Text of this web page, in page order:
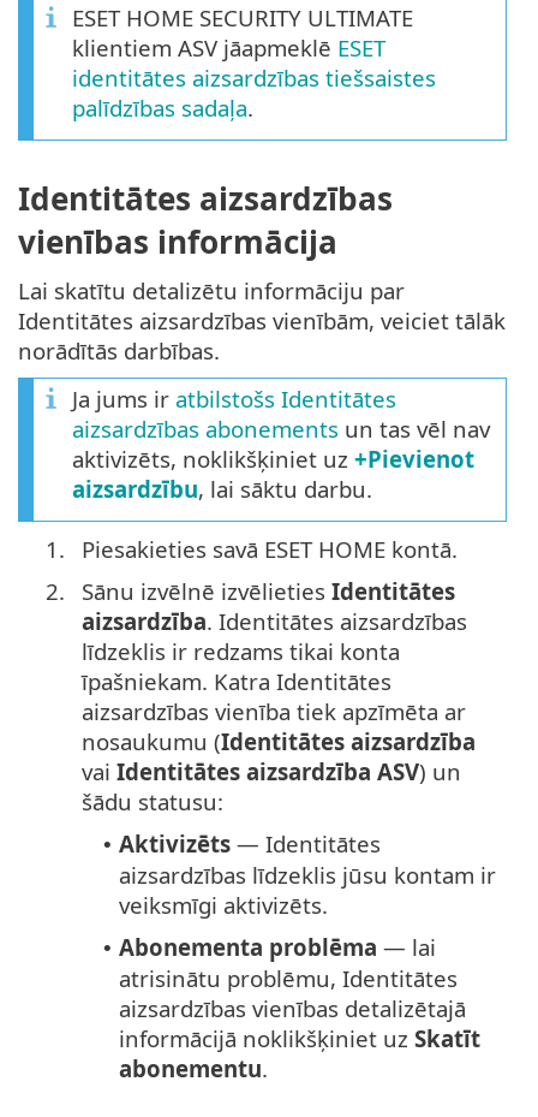
ESET HOME SECURITY ULTIMATE
klientiem ASV jāapmeklē ESET
identitātes aizsardzības tiešsaistes
palīdzības sadaļa.
Identitātes aizsardzības
vienības informācija
Lai skatītu detalizētu informāciju par
Identitātes aizsardzības vienībām, veiciet tālāk
norādītās darbības.
Ja jums ir atbilstošs Identitātes
aizsardzības abonements un tas vēl nav
aktivizēts, noklikšķiniet uz +Pievienot
aizsardzību, lai sāktu darbu.
1.
Piesakieties savā ESET HOME kontā.
2.
Sānu izvēlnē izvēlieties Identitātes
aizsardzība. Identitātes aizsardzības
līdzeklis ir redzams tikai konta
īpašniekam. Katra Identitātes
aizsardzības vienība tiek apzīmēta ar
nosaukumu (Identitātes aizsardzība
vai Identitātes aizsardzība ASV) un
šādu statusu:
• Aktivizēts — Identitātes
aizsardzības līdzeklis jūsu kontam ir
veiksmīgi aktivizēts.
• Abonementa problēma — lai
atrisinātu problēmu, Identitātes
aizsardzības vienības detalizētajā
informācijā noklikšķiniet uz Skatīt
abonementu.